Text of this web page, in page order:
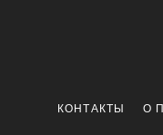
КОНТАКТЫ О